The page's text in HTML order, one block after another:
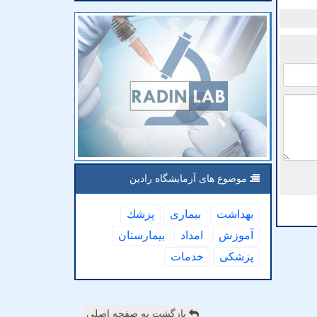
موضوع های آزمایشگاه رادین
بهداشت بیماری
پزشك
آموزش
امداد
بیمارستان
پزشكی
خدمات
بازگشت به صفحه اصلی